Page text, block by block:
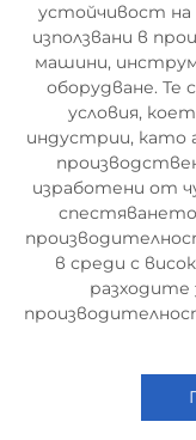
устойчивост на
използвани в
машини,
оборудване. Те
условия,
индустрии, като
изработени от
в среди с
разходите